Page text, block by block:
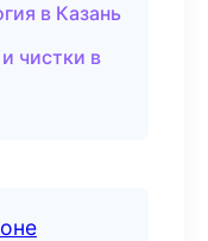
в Казань
чистки в